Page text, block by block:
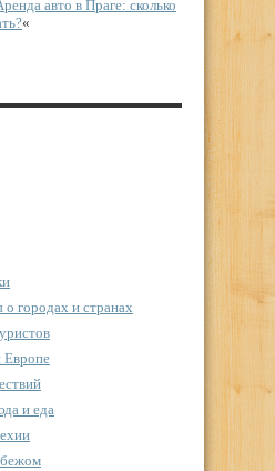
авто в Праге: сколько
«
городах и странах
Европе
и еда